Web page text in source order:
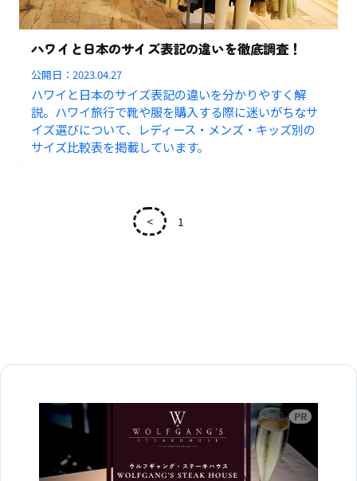
ハワイと日本のサイズ表記の違いを徹底調査！
公開日：2023.04.27
ハワイと日本のサイズ表記の違いを分かりやすく解
説。ハワイ旅行で靴や服を購入する際に迷いがちなサ
イズ選びについて、レディース・メンズ・キッズ別の
サイズ比較表を掲載しています。
< 1
広告